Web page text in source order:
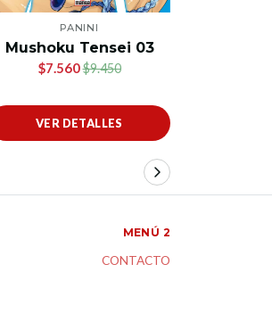
PANINI
Mushoku Tensei 03
$7.560$9.450
VER DETALLES
MENÚ 2
CONTACTO